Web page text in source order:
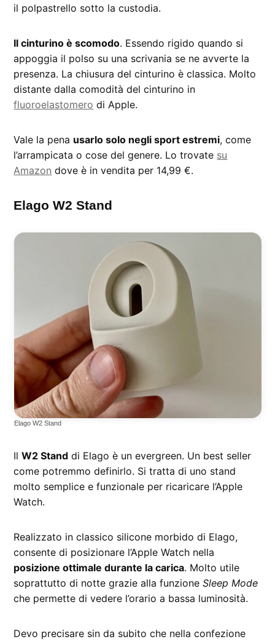
il polpastrello sotto la custodia.
Il cinturino è scomodo. Essendo rigido quando si
appoggia il polso su una scrivania se ne avverte la
presenza. La chiusura del cinturino è classica. Molto
distante dalla comodità del cinturino in
fluoroelastomero di Apple.
Vale la pena usarlo solo negli sport estremi, come
l’arrampicata o cose del genere. Lo trovate su
Amazon dove è in vendita per 14,99 €.
Elago W2 Stand
Elago W2 Stand
IlW2 Stand di Elago è un evergreen. Un best seller
come potremmo definirlo. Si tratta di uno stand
molto semplice e funzionale per ricaricare l’Apple
Watch.
Realizzato in classico silicone morbido di Elago,
consente di posizionare l’Apple Watch nella
posizione ottimale durante la carica. Molto utile
soprattutto di notte grazie alla funzioneSleep Mode
che permette di vedere l’orario a bassa luminosità.
Devo precisare sin da subito che nella confezione